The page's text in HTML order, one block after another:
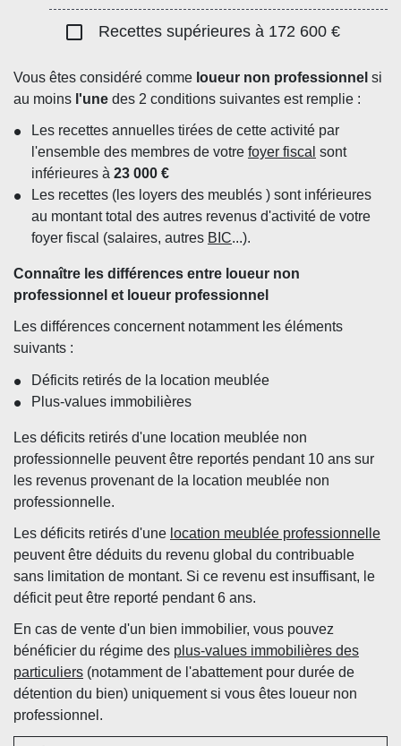
check_box_outline_blank Recettes supérieures à 172 600 €
Vous êtes considéré comme loueur non professionnel si
au moins l'une des 2 conditions suivantes est remplie :
Les recettes annuelles tirées de cette activité par
l'ensemble des membres de votre foyer fiscal sont
inférieures à 23 000 €
Les recettes (les loyers des meublés ) sont inférieures
au montant total des autres revenus d'activité de votre
foyer fiscal (salaires, autres BIC...).
Connaître les différences entre loueur non
professionnel et loueur professionnel
Les différences concernent notamment les éléments
suivants :
Déficits retirés de la location meublée
Plus-values immobilières
Les déficits retirés d'une location meublée non
professionnelle peuvent être reportés pendant 10 ans sur
les revenus provenant de la location meublée non
professionnelle.
Les déficits retirés d'une location meublée professionnelle
peuvent être déduits du revenu global du contribuable
sans limitation de montant. Si ce revenu est insuffisant, le
déficit peut être reporté pendant 6 ans.
En cas de vente d'un bien immobilier, vous pouvez
bénéficier du régime des plus-values immobilières des
particuliers (notamment de l'abattement pour durée de
détention du bien) uniquement si vous êtes loueur non
professionnel.